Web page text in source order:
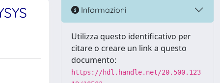
Informazioni
Utilizza questo identificativo per
citare o creare un link a questo
documento:
https://hdl.handle.net/20.500.123